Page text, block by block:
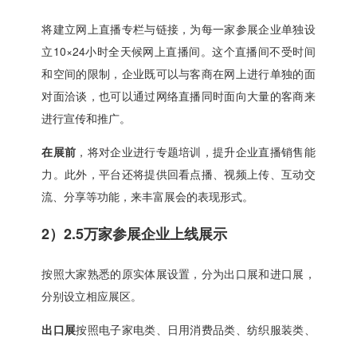
将建立网上直播专栏与链接，为每一家参展企业单独设
立10×24小时全天候网上直播间。这个直播间不受时间
和空间的限制，企业既可以与客商在网上进行单独的面
对面洽谈，也可以通过网络直播同时面向大量的客商来
进行宣传和推广。
在展前 ，将对企业进行专题培训，提升企业直播销售能
力。此外，平台还将提供回看点播、视频上传、互动交
流、分享等功能，来丰富展会的表现形式。
2）2.5万家参展企业上线展示
按照大家熟悉的原实体展设置，分为出口展和进口展，
分别设立相应展区。
出口展按照电子家电类、日用消费品类、纺织服装类、